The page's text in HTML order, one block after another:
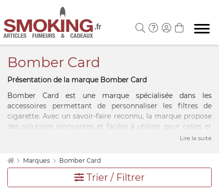
Bomber Card
Présentation de la marque Bomber Card
Bomber Card est une marque spécialisée dans les
accessoires permettant de personnaliser les filtres de
cigarette. Avec un savoir-faire reconnu, la marque propose
des solutions innovantes et faciles à utiliser pour celles et
ceux qui souhaitent apporter une touche unique à leur
pratique, les produits Bomber Card s’adressent aux
amateurs de personnalisation qui recherchent une
alternative simple et efficace.
Lire la suite
Marques Bomber Card
Trier / Filtrer